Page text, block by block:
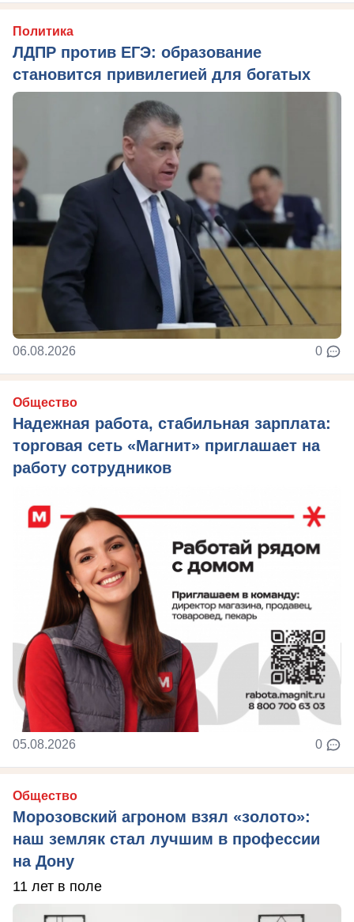
Политика
ЛДПР против ЕГЭ: образование
становится привилегией для богатых
06.08.2026 0
Общество
Надежная работа, стабильная зарплата:
торговая сеть «Магнит» приглашает на
работу сотрудников
05.08.2026 0
Общество
Морозовский агроном взял «золото»:
наш земляк стал лучшим в профессии
на Дону
11 лет в поле